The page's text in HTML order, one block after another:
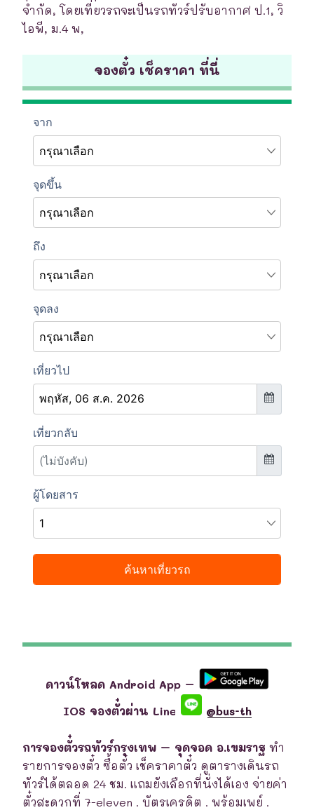
จำกัด, โดยเที่ยวรถจะเป็นรถทัวร์ปรับอากาศ ป.1, วิ
ไอพี, ม.4 พ,
จองตั๋ว เช็คราคา ที่นี่
ดาวน์โหลด Android App –
IOS จองตั๋วผ่าน Line
@bus-th
การจองตั๋วรถทัวร์กรุงเทพ – จุดจอด อ.เขมราฐ ทำ
รายการจองตั๋ว ซื้อตั๋ว เช็คราคาตั๋ว ดูตารางเดินรถ
ทัวร์ได้ตลอด 24 ชม. แถมยังเลือกที่นั่งได้เอง จ่ายค่า
ตั๋วสะดวกที่ 7-eleven . บัตรเครดิต . พร้อมเพย์ .